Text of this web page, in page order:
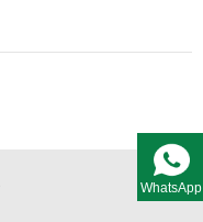
WhatsApp